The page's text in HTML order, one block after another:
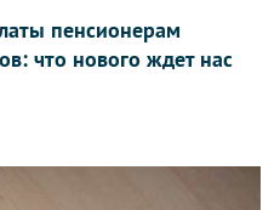
пенсионерам
что нового ждет нас